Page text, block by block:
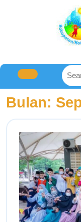
Bulan: